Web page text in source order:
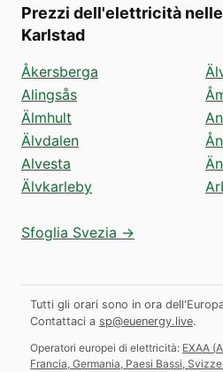
Prezzi dell'elettricità
Karlstad
Åkersberga
Alingsås
Älmhult
Älvdalen
Alvesta
Älvkarleby
Sfoglia Svezia →
Tutti gli orari sono in ora
Contattaci a sp@euenergy.live.
Operatori europei di elettricità: EXAA (
Francia, Germania, Paesi Bassi,